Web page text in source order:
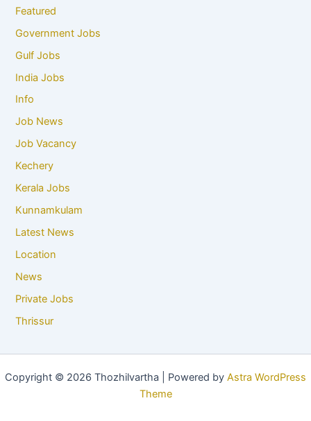
Featured
Government Jobs
Gulf Jobs
India Jobs
Info
Job News
Job Vacancy
Kechery
Kerala Jobs
Kunnamkulam
Latest News
Location
News
Private Jobs
Thrissur
Copyright © 2026 Thozhilvartha | Powered by Astra WordPress
Theme